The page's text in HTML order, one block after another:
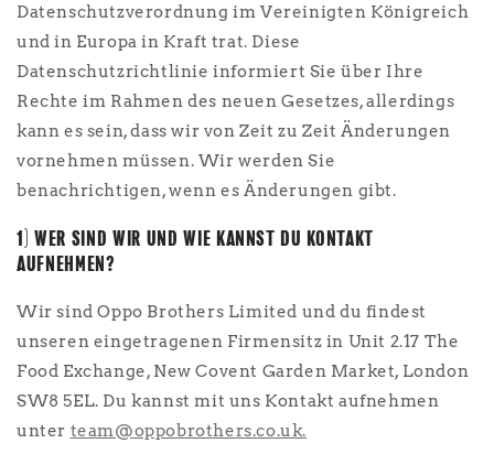
Datenschutzverordnung im Vereinigten Königreich
und in Europa in Kraft trat. Diese
Datenschutzrichtlinie informiert Sie über Ihre
Rechte im Rahmen des neuen Gesetzes, allerdings
kann es sein, dass wir von Zeit zu Zeit Änderungen
vornehmen müssen. Wir werden Sie
benachrichtigen, wenn es Änderungen gibt.
1) WER SIND WIR UND WIE KANNST DU KONTAKT
AUFNEHMEN?
Wir sind Oppo Brothers Limited und du findest
unseren eingetragenen Firmensitz in Unit 2.17 The
Food Exchange, New Covent Garden Market, London
SW8 5EL. Du kannst mit uns Kontakt aufnehmen
unter team@oppobrothers.co.uk.